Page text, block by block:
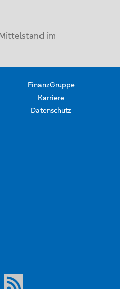
im
FinanzGruppe
Karriere
Datenschutz